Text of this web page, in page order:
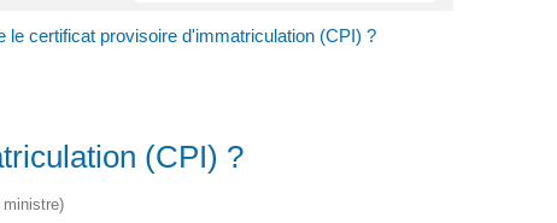
le certificat provisoire d'immatriculation (CPI) ?
(CPI) ?